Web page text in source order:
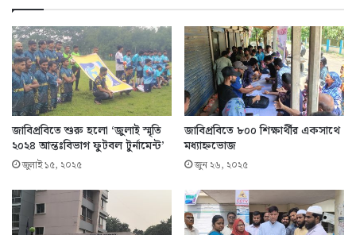
জাবিপ্রবিতে শুরু হলো ‘জুলাই স্মৃতি
২০২৪ আন্তঃবিভাগ ফুটবল টুর্নামেন্ট’
জুলাই ১৫, ২০২৫
জাবিপ্রবিতে ৮০০ শিক্ষার্থীর একসাথে
মধ্যাহ্নভোজ
জুন ২৬, ২০২৫